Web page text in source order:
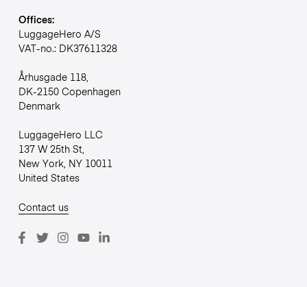
Offices:
LuggageHero A/S
VAT-no.: DK37611328
Århusgade 118,
DK-2150 Copenhagen
Denmark
LuggageHero LLC
137 W 25th St,
New York, NY 10011
United States
Contact us